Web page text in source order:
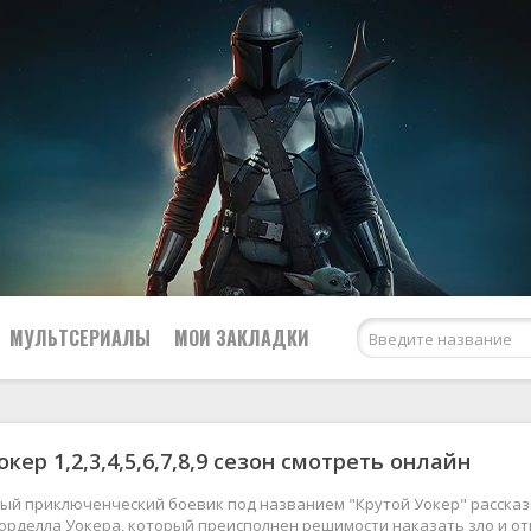
Netflix
Amazon Prime Video
США
Великобритания
МУЛЬТСЕРИАЛЫ МОИ ЗАКЛАДКИ
1,2,3,4,5,6,7,8,9 сезон смотреть онлайн
приключенческий боевик под названием "Крутой Уокер"
Уокера, который преисполнен решимости наказать зло и